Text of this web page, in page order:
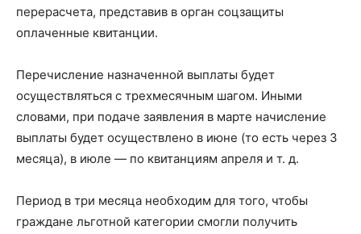
перерасчета, представив в орган соцзащиты
оплаченные квитанции.
Перечисление назначенной выплаты будет
осуществляться с трехмесячным шагом. Иными
словами, при подаче заявления в марте начисление
выплаты будет осуществлено в июне (то есть через 3
месяца), в июле — по квитанциям апреля и т. д.
Период в три месяца необходим для того, чтобы
граждане льготной категории смогли получить